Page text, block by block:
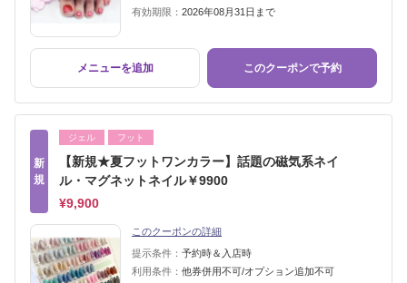
有効期限： 2026年08月31日まで
メニューを追加 このクーポンで予約
新
規
ジェル フット
【新規★夏フットワンカラー】話題の磁気系ネイ
ル・マグネットネイル￥9900
¥9,900
このクーポンの詳細
提示条件： 予約時＆入店時
利用条件： 他券併用不可/オプション追加不可